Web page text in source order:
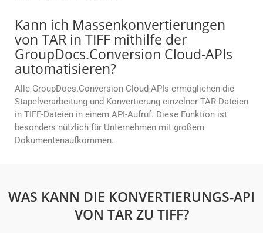
Kann ich Massenkonvertierungen
von TAR in TIFF mithilfe der
GroupDocs.Conversion Cloud-APIs
automatisieren?
Alle GroupDocs.Conversion Cloud-APIs ermöglichen die
Stapelverarbeitung und Konvertierung einzelner TAR-Dateien
in TIFF-Dateien in einem API-Aufruf. Diese Funktion ist
besonders nützlich für Unternehmen mit großem
Dokumentenaufkommen.
WAS KANN DIE KONVERTIERUNGS-API
VON TAR ZU TIFF?